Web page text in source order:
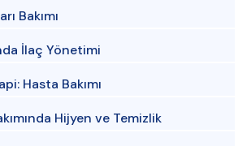
Bakımı
İlaç Yönetimi
Hasta Bakımı
Hijyen ve Temizlik